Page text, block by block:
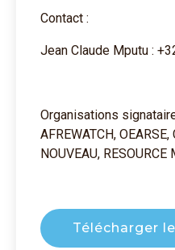
Contact :
Jean Claude Mputu :
Organisations
AFREWATCH,
NOUVEAU, RESOURCE
Télécharger